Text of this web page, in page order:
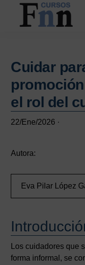
Saltar
contenido
Saltar
principal
online
Cuidar
el rol del
22/Ene/2026 ·
Autora:
Eva Pilar López
Los cuidadores que
forma informal, se